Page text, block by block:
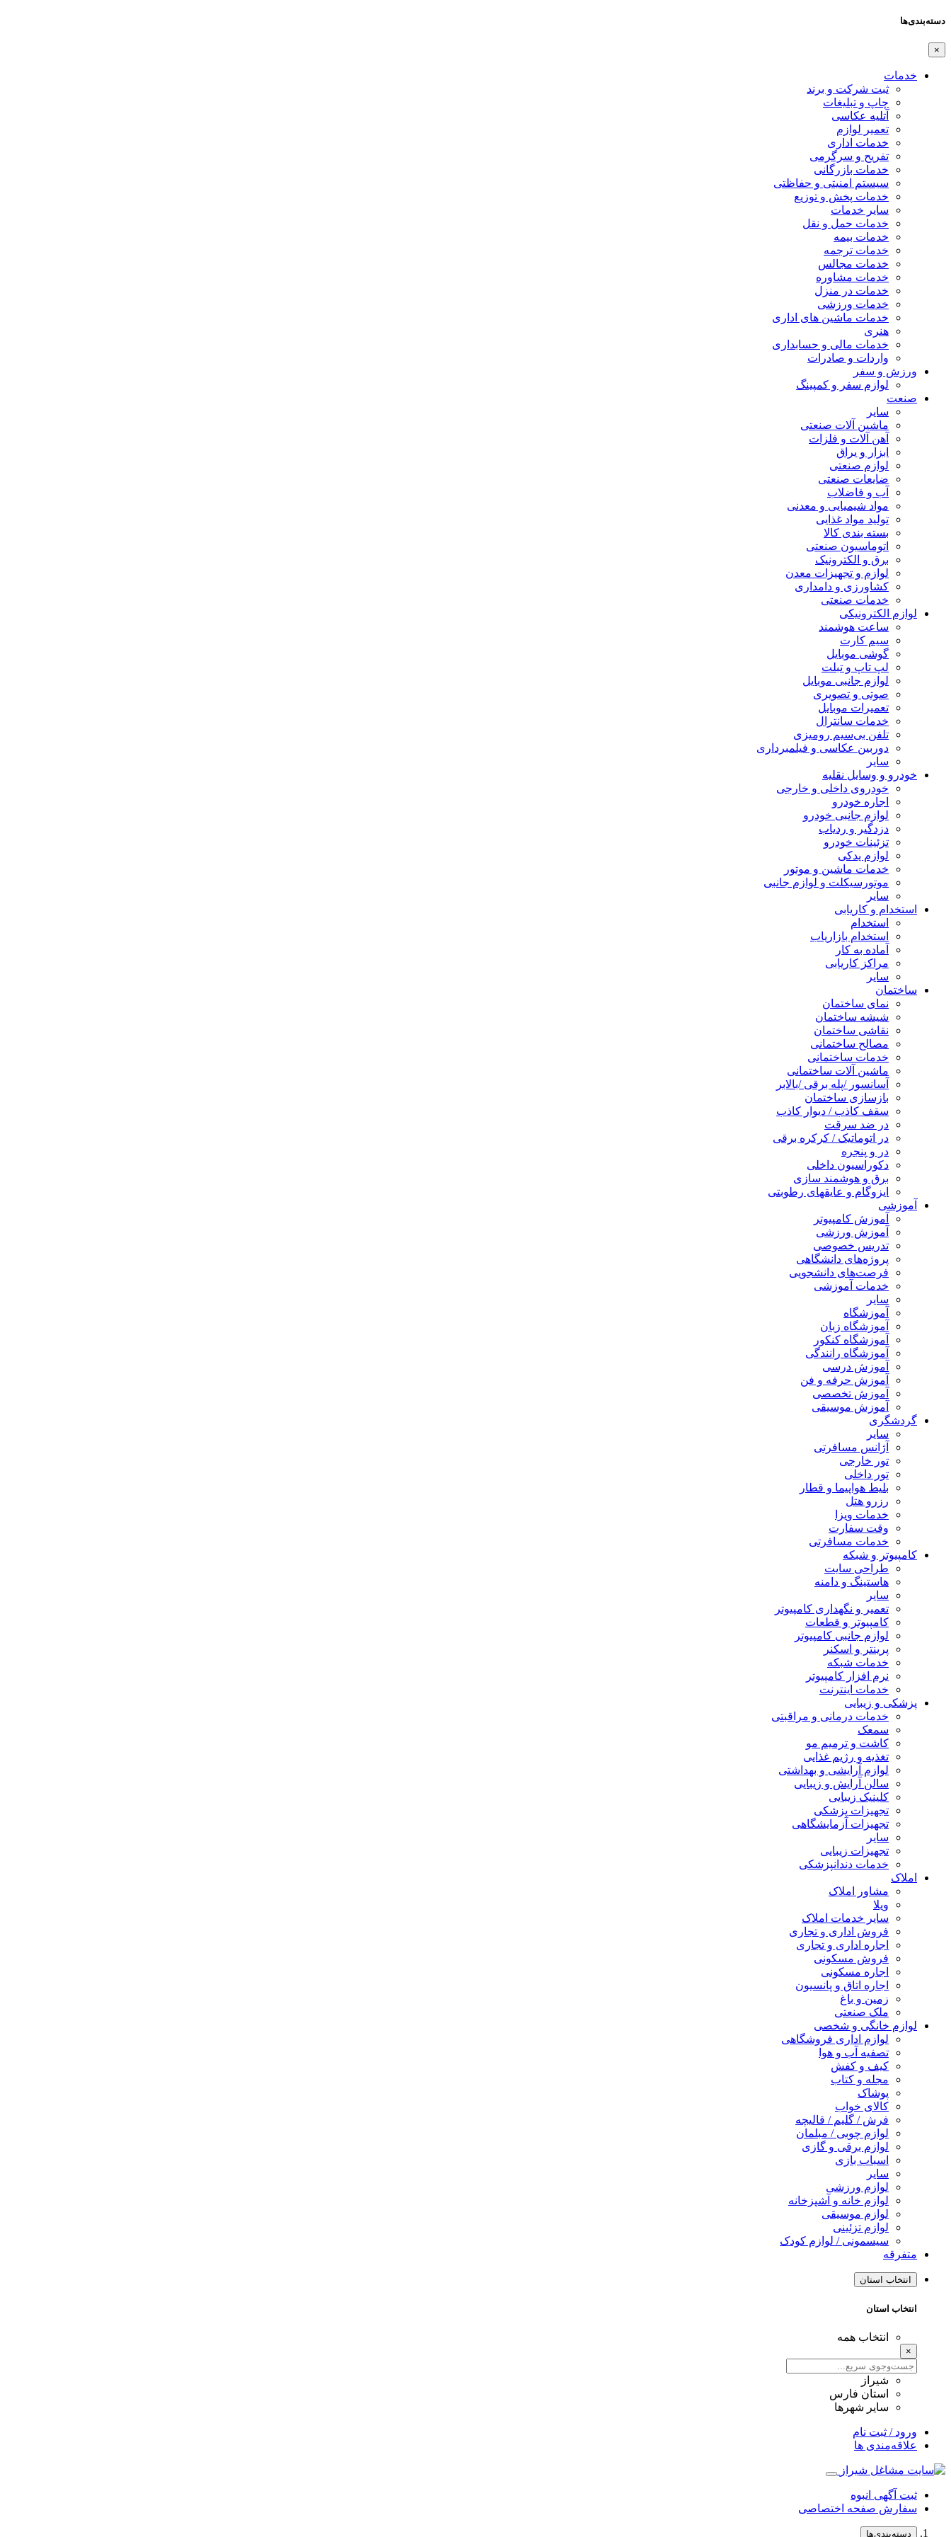
دسته‌بندی‌ها
×
خدمات
ثبت شرکت و برند
چاپ و تبلیغات
آتلیه عکاسی
تعمیر لوازم
خدمات اداری
تفریح و سرگرمی
خدمات بازرگانی
سیستم امنیتی و حفاظتی
خدمات پخش و توزیع
سایر خدمات
خدمات حمل و نقل
خدمات بیمه
خدمات ترجمه
خدمات مجالس
خدمات مشاوره
خدمات در منزل
خدمات ورزشی
خدمات ماشین های اداری
هنری
خدمات مالی و حسابداری
واردات و صادرات
ورزش و سفر
لوازم سفر و کمپینگ
صنعت
سایر
ماشین آلات صنعتی
آهن آلات و فلزات
ابزار و یراق
لوازم صنعتی
ضایعات صنعتی
آب و فاضلاب
مواد شیمیایی و معدنی
تولید مواد غذایی
بسته بندی کالا
اتوماسیون صنعتی
برق و الکترونیک
لوازم و تجهیزات معدن
کشاورزی و دامداری
خدمات صنعتی
لوازم الکترونیکی
ساعت هوشمند
سیم کارت
گوشی موبایل
لپ تاپ و تبلت
لوازم جانبی موبایل
صوتی و تصویری
تعمیرات موبایل
خدمات سانترال
تلفن بی‌سیم رومیزی
دوربین عکاسی و فیلمبرداری
سایر
خودرو و وسایل نقلیه
خودروی داخلی و خارجی
اجاره خودرو
لوازم جانبی خودرو
دزدگیر و ردیاب
تزئینات خودرو
لوازم یدکی
خدمات ماشین و موتور
موتورسیکلت و لوازم جانبی
سایر
استخدام و کاریابی
استخدام
استخدام بازاریاب
آماده به کار
مراکز کاریابی
سایر
ساختمان
نمای ساختمان
شیشه ساختمان
نقاشی ساختمان
مصالح ساختمانی
خدمات ساختمانی
ماشین آلات ساختمانی
آسانسور /پله برقی /بالابر
بازسازی ساختمان
سقف کاذب / دیوار کاذب
در ضد سرقت
در اتوماتیک / کرکره برقی
در و پنجره
دکوراسیون داخلی
برق و هوشمند سازی
ایزوگام و عایقهای رطوبتی
آموزشی
آموزش کامپیوتر
آموزش ورزشی
تدریس خصوصی
پروژه‌های دانشگاهی
فرصت‌های دانشجویی
خدمات آموزشی
سایر
آموزشگاه
آموزشگاه زبان
آموزشگاه کنکور
آموزشگاه رانندگی
آموزش درسی
آموزش حرفه و فن
آموزش تخصصی
آموزش موسیقی
گردشگری
سایر
آژانس مسافرتی
تور خارجی
تور داخلی
بلیط هواپیما و قطار
رزرو هتل
خدمات ویزا
وقت سفارت
خدمات مسافرتی
کامپیوتر و شبکه
طراحی سایت
هاستینگ و دامنه
سایر
تعمیر و نگهداری کامپیوتر
کامپیوتر و قطعات
لوازم جانبی کامپیوتر
پرینتر و اسکنر
خدمات شبکه
نرم افزار کامپیوتر
خدمات اینترنت
پزشکی و زیبایی
خدمات درمانی و مراقبتی
سمعک
کاشت و ترمیم مو
تغذیه و رژیم غذایی
لوازم آرایشی و بهداشتی
سالن آرایش و زیبایی
کلینیک زیبایی
تجهیزات پزشکی
تجهیزات آزمایشگاهی
سایر
تجهیزات زیبایی
خدمات دندانپزشکی
املاک
مشاور املاک
ویلا
سایر خدمات املاک
فروش اداری و تجاری
اجاره اداری و تجاری
فروش مسکونی
اجاره مسکونی
اجاره اتاق و پانسیون
زمین و باغ
ملک صنعتی
لوازم خانگی و شخصی
لوازم اداری فروشگاهی
تصفیه آب و هوا
کیف و کفش
مجله و کتاب
پوشاک
کالای خواب
فرش / گلیم / قالیچه
لوازم چوبی / مبلمان
لوازم برقی و گازی
اسباب بازی
سایر
لوازم ورزشی
لوازم خانه و آشپزخانه
لوازم موسیقی
لوازم تزئینی
سیسمونی / لوازم کودک
متفرقه
انتخاب استان
انتخاب استان
انتخاب همه
×
شیراز
استان فارس
سایر شهرها
ورود / ثبت نام
علاقه‌مندی ها
ثبت آگهی انبوه
سفارش صفحه اختصاصی
دسته‌بندی‌ها